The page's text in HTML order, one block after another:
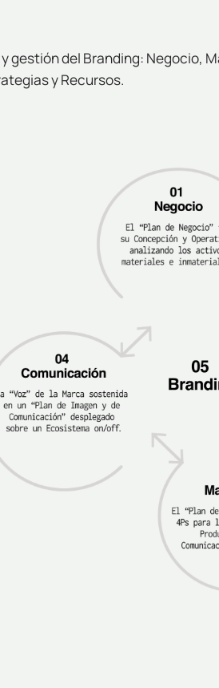
gestión del Branding: Negocio,
y Recursos.